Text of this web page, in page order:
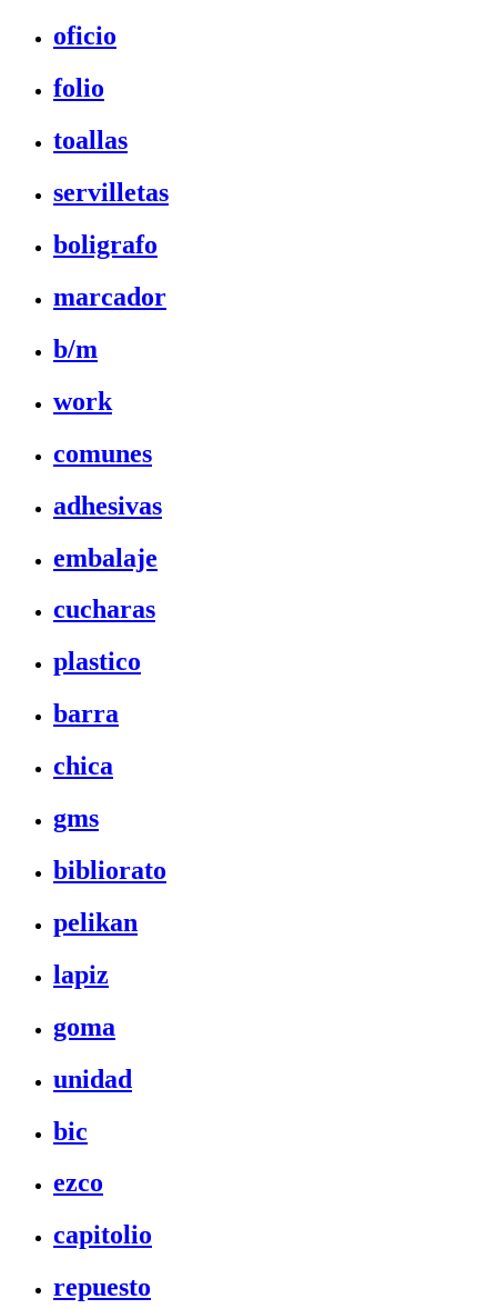
oficio
folio
toallas
servilletas
boligrafo
marcador
b/m
work
comunes
adhesivas
embalaje
cucharas
plastico
barra
chica
gms
bibliorato
pelikan
lapiz
goma
unidad
bic
ezco
capitolio
repuesto